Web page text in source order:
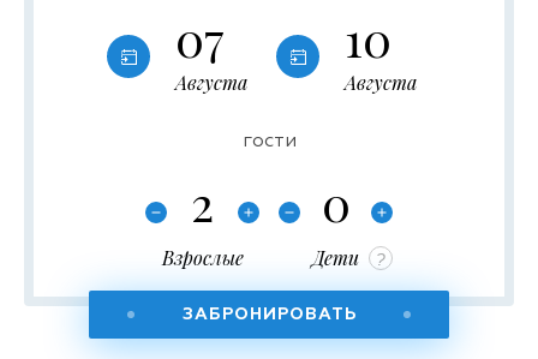
07
Августа
10
Августа
гости
Взрослые Дети ?
ЗАБРОНИРОВАТЬ